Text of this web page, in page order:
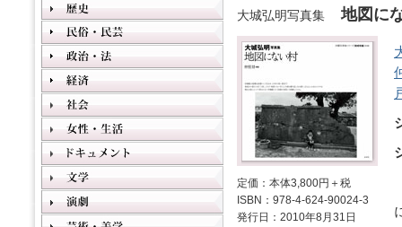
大城弘明写真集
地図に
定価：本体3,800円＋税
ISBN：978-4-624-90024-3
発行日：2010年8月31日